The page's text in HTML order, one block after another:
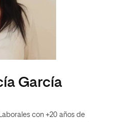
García
con +20 años de